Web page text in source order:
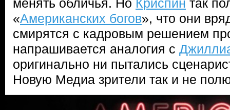
менять обличья. Но Криспин так
«Американских богов», что они
смирятся с кадровым решением
напрашивается аналогия с
оригинально ни пытались
Новую Медиа зрители так и не